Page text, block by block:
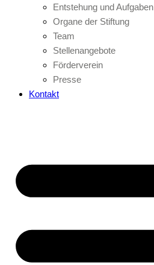
Entstehung und Aufgaben
Organe der Stiftung
Team
Stellenangebote
Förderverein
Presse
Kontakt